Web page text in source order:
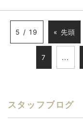
5 / 19 « 先頭
7 ...
スタッフブログ